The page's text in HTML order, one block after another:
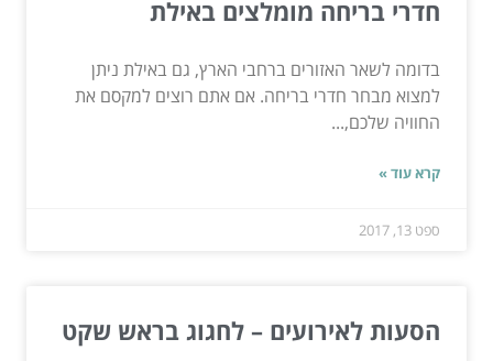
חדרי בריחה מומלצים באילת
בדומה לשאר האזורים ברחבי הארץ, גם באילת ניתן
למצוא מבחר חדרי בריחה. אם אתם רוצים למקסם את
החוויה שלכם,...
קרא עוד »
ספט 13, 2017
הסעות לאירועים – לחגוג בראש שקט